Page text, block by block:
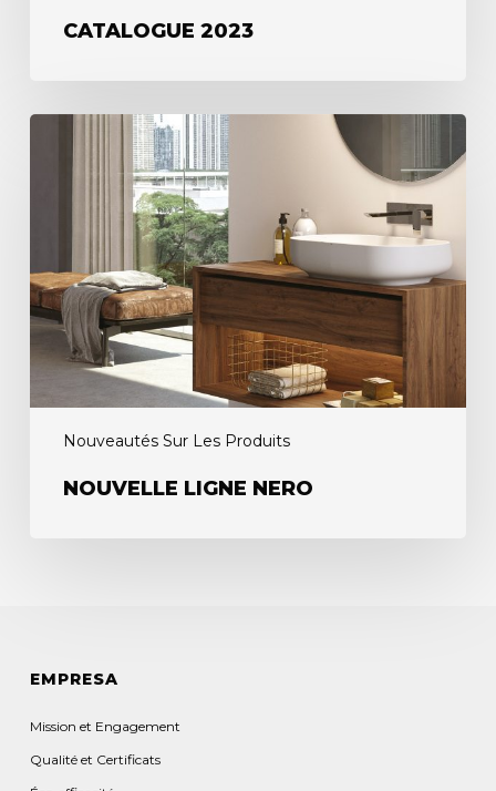
CATALOGUE 2023
Nouveautés Sur Les Produits
NOUVELLE LIGNE NERO
EMPRESA
Mission et Engagement
Qualité et Certificats